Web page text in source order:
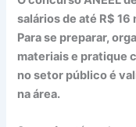
salários de até R$
Para se preparar,
materiais e pratique
no setor público é
na área.